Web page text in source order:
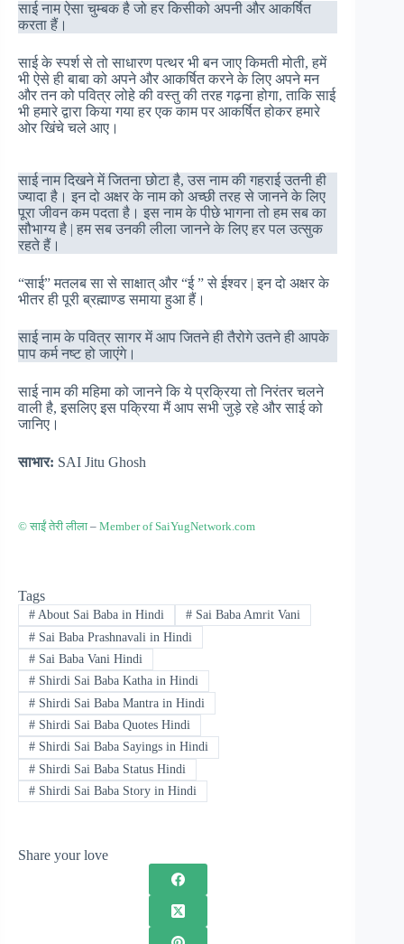
साई नाम ऐसा चुम्बक है जो हर किसीको अपनी और आकर्षित
करता हैं।
साई के स्पर्श से तो साधारण पत्थर भी बन जाए किमती मोती, हमें
भी ऐसे ही बाबा को अपने और आकर्षित करने के लिए अपने मन
और तन को पवित्र लोहे की वस्तु की तरह गढ़ना होगा, ताकि साई
भी हमारे द्वारा किया गया हर एक काम पर आकर्षित होकर हमारे
ओर खिंचे चले आए।
साई नाम दिखने में जितना छोटा है, उस नाम की गहराई उतनी ही
ज्यादा है। इन दो अक्षर के नाम को अच्छी तरह से जानने के लिए
पूरा जीवन कम पदता है। इस नाम के पीछे भागना तो हम सब का
सौभाग्य है | हम सब उनकी लीला जानने के लिए हर पल उत्सुक
रहते हैं।
“साई” मतलब सा से साक्षात् और “ई ” से ईश्वर | इन दो अक्षर के
भीतर ही पूरी ब्रह्माण्ड समाया हुआ हैं।
साई नाम के पवित्र सागर में आप जितने ही तैरोगे उतने ही आपके
पाप कर्म नष्ट हो जाएंगे।
साई नाम की महिमा को जानने कि ये प्रक्रिया तो निरंतर चलने
वाली है, इसलिए इस पक्रिया मैं आप सभी जुड़े रहे और साई को
जानिए।
साभार: SAI Jitu Ghosh
© साईं तेरी लीला – Member of SaiYugNetwork.com
Tags
#About Sai Baba in Hindi #Sai Baba Amrit Vani
#Sai Baba Prashnavali in Hindi
#Sai Baba Vani Hindi
#Shirdi Sai Baba Katha in Hindi
#Shirdi Sai Baba Mantra in Hindi
#Shirdi Sai Baba Quotes Hindi
#Shirdi Sai Baba Sayings in Hindi
#Shirdi Sai Baba Status Hindi
#Shirdi Sai Baba Story in Hindi
Share your love